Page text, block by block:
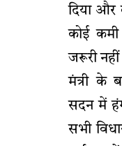
दिया और
कोई कमी
जरूरी
मंत्री के
सदन में
सभी